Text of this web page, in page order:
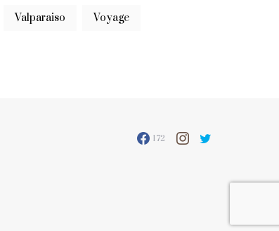
Valparaiso Voyage
172